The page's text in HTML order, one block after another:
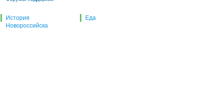
История
Новороссийска
Еда